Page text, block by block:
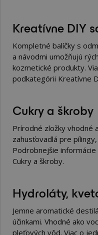
Kreatívne DIY
Kompletné balíčky s
a návodmi umožňujú
kozmetické produkty.
podkategórii Kreatívne
Cukry a škroby
Prírodné zložky vhodné
zahusťovadlá pre
Podrobnejšie
Cukry a škroby.
Hydroláty,
Jemne aromatické
účinkami. Vhodné ako
pleťových vôd. Viac o